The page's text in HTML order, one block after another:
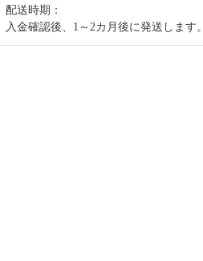
配送時期：
入金確認後、1～2カ月後に発送します。